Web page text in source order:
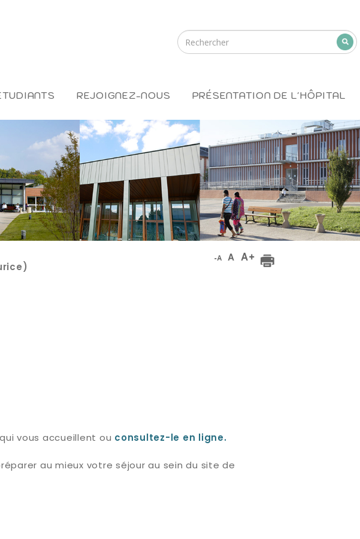
REJOIGNEZ-NOUS PRÉSENTATION DE L'HÔPITAL
vous accueillent ou consultez-le en ligne.
au mieux votre séjour au sein du site de